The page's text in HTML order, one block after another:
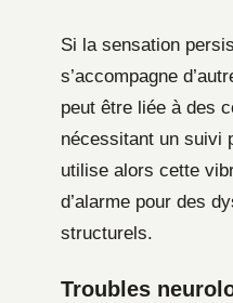
Si la sensation
s’accompagne
peut être liée à des
nécessitant un suivi
utilise alors cette
d’alarme pour des
structurels.
Troubles